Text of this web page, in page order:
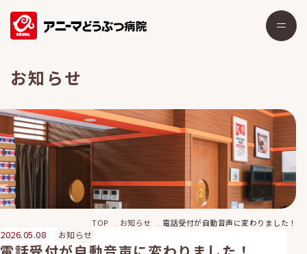
お知らせ
TOP お知らせ 電話受付が自動音声に変わりました！
2026.05.08 お知らせ